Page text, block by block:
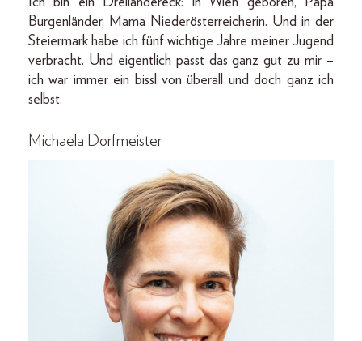
Burgenländer, Mama Niederösterreicherin. Und in der
Steiermark habe ich fünf wichtige Jahre meiner Jugend
verbracht. Und eigentlich passt das ganz gut zu mir –
ich war immer ein bissl von überall und doch ganz ich
selbst.
Michaela Dorfmeister